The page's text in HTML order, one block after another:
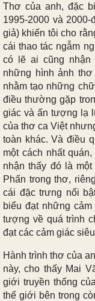
Thơ của anh, đặc
1995-2000 và
giả) khiến tôi cho
cái thao tác ngẫm
có lẽ ai cũng
những hình ảnh
nhằm tạo những
điều thường gặp
giác và ấn tượng lạ
của thơ ca Việt
toàn khác. Và điều
một cách nhất
nhận thấy đó là
Phấn trong thơ,
cái đặc trưng nổi
biểu đạt những
tượng về quá trình
đạt các cảm giác
Hành trình thơ của
này, cho thấy Mai
giới truyền thống
thế giới bên trong